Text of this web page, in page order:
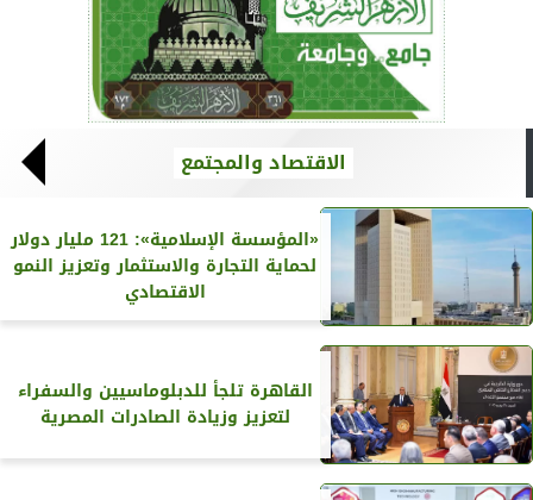
الاقتصاد والمجتمع
«المؤسسة الإسلامية»: 121 مليار دولار
لحماية التجارة والاستثمار وتعزيز النمو
الاقتصادي
القاهرة تلجأ للدبلوماسيين والسفراء
لتعزيز وزيادة الصادرات المصرية